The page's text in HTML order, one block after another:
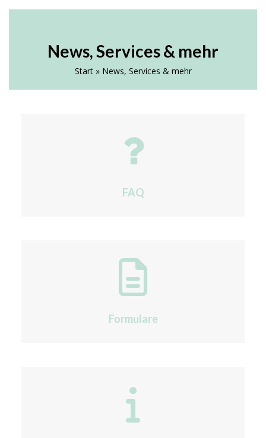
menu
menuNews, Services & mehr
Start» News, Services & mehr
FAQ
Formulare